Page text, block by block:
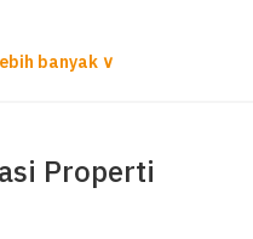
FURNISHED SIAP HUNI DI
Properti